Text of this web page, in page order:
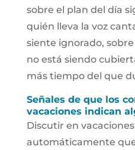
sobre el plan del día
quién lleva la voz
siente ignorado,
no está siendo
más tiempo del que
Señales de que los
vacaciones indican
Discutir en
automáticamente